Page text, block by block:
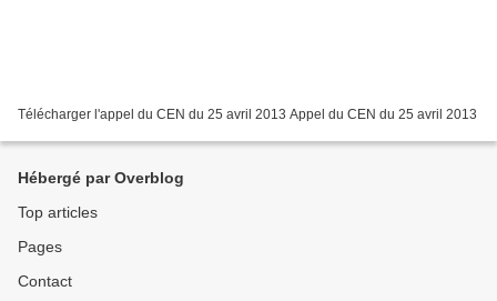
Télécharger l'appel du CEN du 25 avril 2013 Appel du CEN du 25 avril 2013
Hébergé par Overblog
Top articles
Pages
Contact